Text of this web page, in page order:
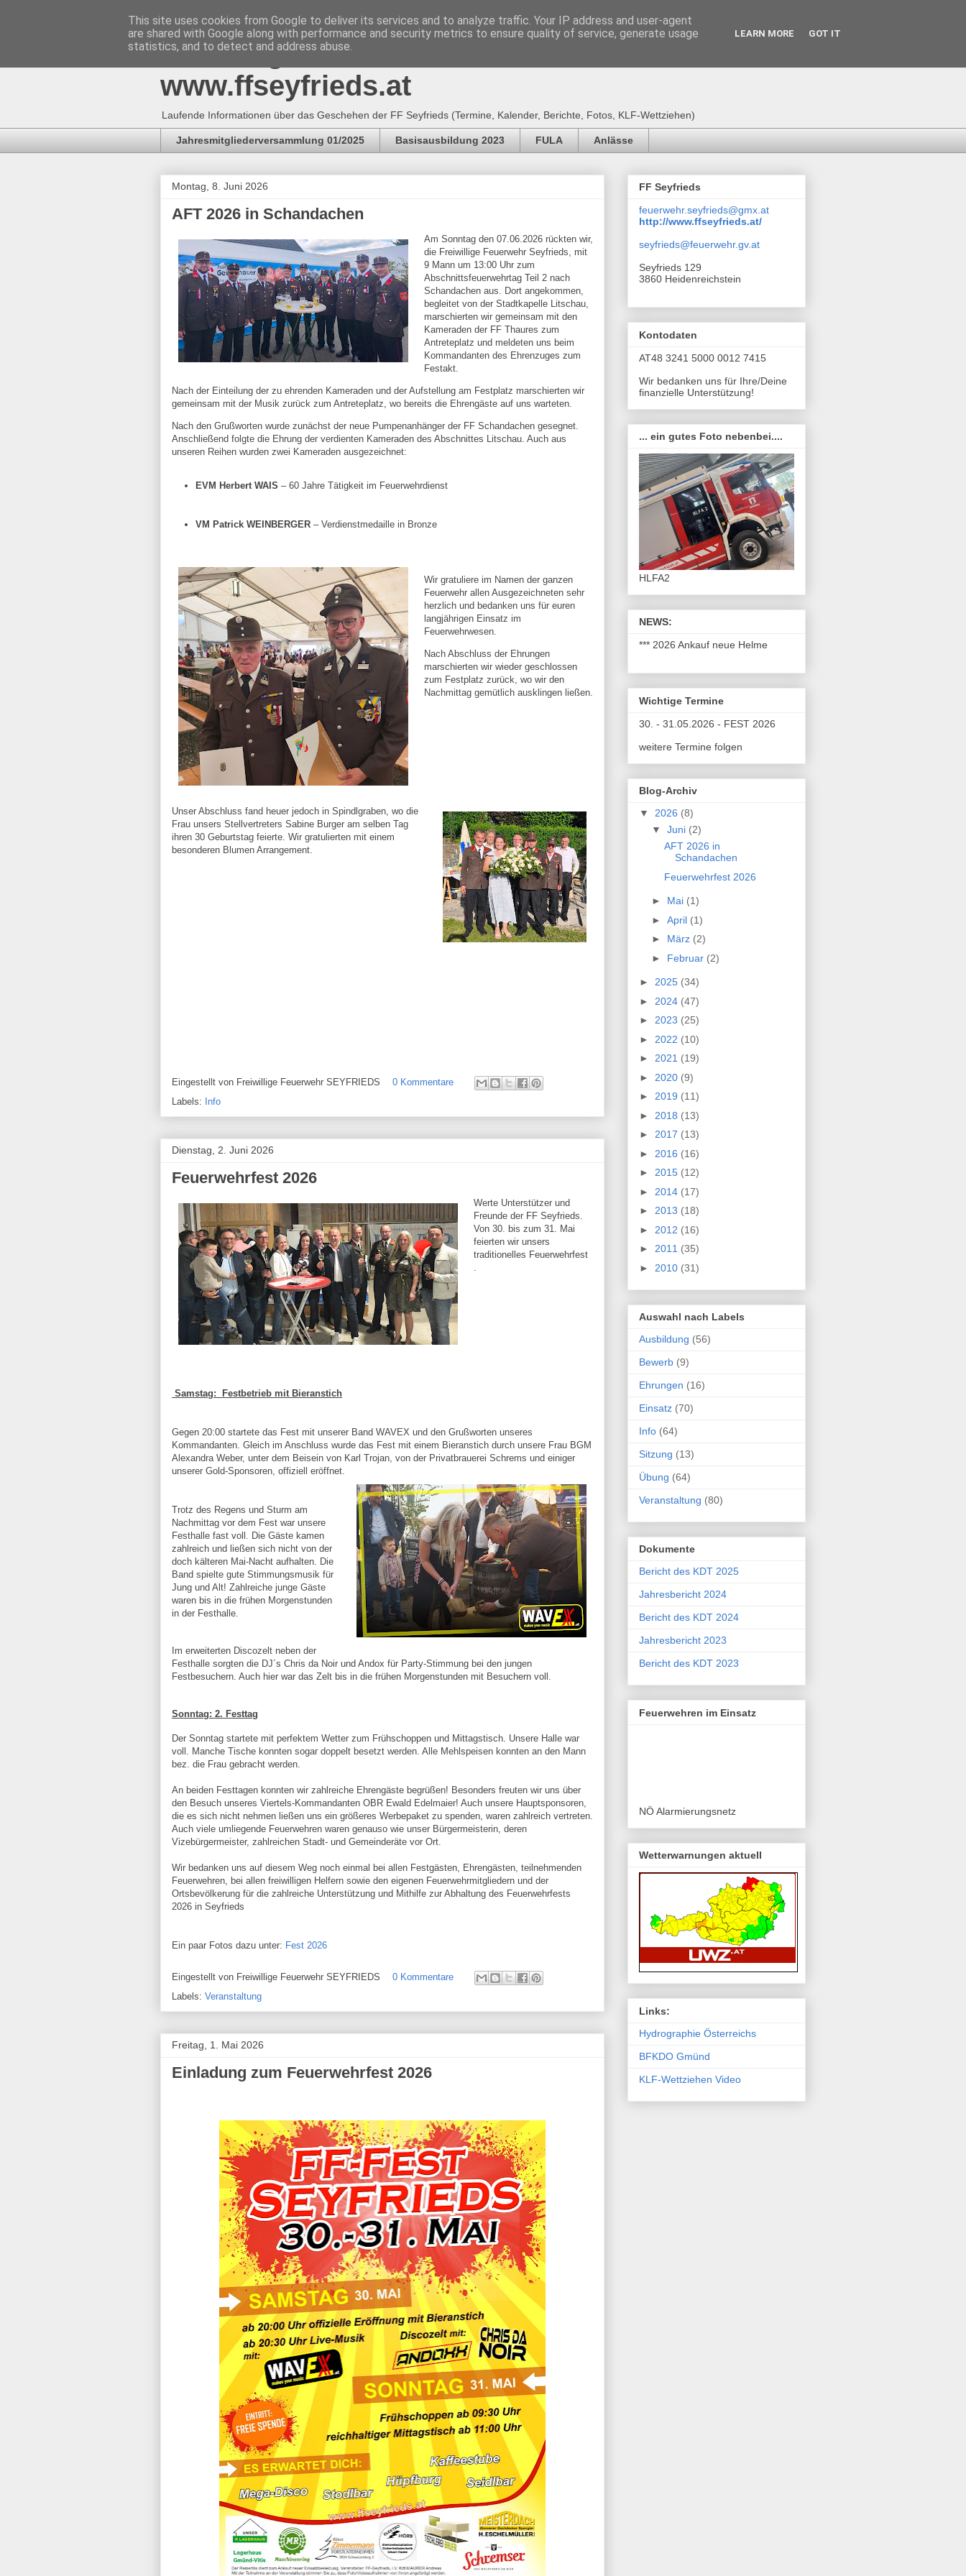
Freiwillige Feuerwehr SEYFRIEDS
www.ffseyfrieds.at
Laufende Informationen über das Geschehen der FF Seyfrieds (Termine, Kalender, Berichte, Fotos, KLF-Wettziehen)
Jahresmitgliederversammlung 01/2025 Basisausbildung 2023 FULA Anlässe
Montag, 8. Juni 2026
AFT 2026 in Schandachen
Am Sonntag den 07.06.2026 rückten wir,
die Freiwillige Feuerwehr Seyfrieds, mit
9 Mann um 13:00 Uhr zum
Abschnittsfeuerwehrtag Teil 2 nach
Schandachen aus. Dort angekommen,
begleitet von der Stadtkapelle Litschau,
marschierten wir gemeinsam mit den
Kameraden der FF Thaures zum
Antreteplatz und meldeten uns beim
Kommandanten des Ehrenzuges zum
Festakt.
Nach der Einteilung der zu ehrenden Kameraden und der Aufstellung am Festplatz marschierten wir
gemeinsam mit der Musik zurück zum Antreteplatz, wo bereits die Ehrengäste auf uns warteten.
Nach den Grußworten wurde zunächst der neue Pumpenanhänger der FF Schandachen gesegnet.
Anschließend folgte die Ehrung der verdienten Kameraden des Abschnittes Litschau. Auch aus
unseren Reihen wurden zwei Kameraden ausgezeichnet:
EVM Herbert WAIS – 60 Jahre Tätigkeit im Feuerwehrdienst
VM Patrick WEINBERGER – Verdienstmedaille in Bronze
Wir gratuliere im Namen der ganzen
Feuerwehr allen Ausgezeichneten sehr
herzlich und bedanken uns für euren
langjährigen Einsatz im
Feuerwehrwesen.
Nach Abschluss der Ehrungen
marschierten wir wieder geschlossen
zum Festplatz zurück, wo wir den
Nachmittag gemütlich ausklingen ließen.
Unser Abschluss fand heuer jedoch in Spindlgraben, wo die
Frau unsers Stellvertreters Sabine Burger am selben Tag
ihren 30 Geburtstag feierte. Wir gratulierten mit einem
besonderen Blumen Arrangement.
Eingestellt von Freiwillige Feuerwehr SEYFRIEDS
0 Kommentare
Labels: Info
Dienstag, 2. Juni 2026
Feuerwehrfest 2026
Werte Unterstützer und
Freunde der FF Seyfrieds.
Von 30. bis zum 31. Mai
feierten wir unsers
traditionelles Feuerwehrfest
Samstag: Festbetrieb mit Bieranstich
Gegen 20:00 startete das Fest mit unserer Band WAVEX und den Grußworten unseres
Kommandanten. Gleich im Anschluss wurde das Fest mit einem Bieranstich durch unsere Frau BGM
Alexandra Weber, unter dem Beisein von Karl Trojan, von der Privatbrauerei Schrems und einiger
unserer Gold-Sponsoren, offiziell eröffnet.
Trotz des Regens und Sturm am
Nachmittag vor dem Fest war unsere
Festhalle fast voll. Die Gäste kamen
zahlreich und ließen sich nicht von der
doch kälteren Mai-Nacht aufhalten. Die
Band spielte gute Stimmungsmusik für
Jung und Alt! Zahlreiche junge Gäste
waren bis in die frühen Morgenstunden
in der Festhalle.
Im erweiterten Discozelt neben der
Festhalle sorgten die DJ´s Chris da Noir und Andox für Party-Stimmung bei den jungen
Festbesuchern. Auch hier war das Zelt bis in die frühen Morgenstunden mit Besuchern voll.
Sonntag: 2. Festtag
Der Sonntag startete mit perfektem Wetter zum Frühschoppen und Mittagstisch. Unsere Halle war
voll. Manche Tische konnten sogar doppelt besetzt werden. Alle Mehlspeisen konnten an den Mann
bez. die Frau gebracht werden.
An beiden Festtagen konnten wir zahlreiche Ehrengäste begrüßen! Besonders freuten wir uns über
den Besuch unseres Viertels-Kommandanten OBR Ewald Edelmaier! Auch unsere Hauptsponsoren,
die es sich nicht nehmen ließen uns ein größeres Werbepaket zu spenden, waren zahlreich vertreten.
Auch viele umliegende Feuerwehren waren genauso wie unser Bürgermeisterin, deren
Vizebürgermeister, zahlreichen Stadt- und Gemeinderäte vor Ort.
Wir bedanken uns auf diesem Weg noch einmal bei allen Festgästen, Ehrengästen, teilnehmenden
Feuerwehren, bei allen freiwilligen Helfern sowie den eigenen Feuerwehrmitgliedern und der
Ortsbevölkerung für die zahlreiche Unterstützung und Mithilfe zur Abhaltung des Feuerwehrfests
2026 in Seyfrieds
Ein paar Fotos dazu unter: Fest 2026
Eingestellt von Freiwillige Feuerwehr SEYFRIEDS
0 Kommentare
Labels: Veranstaltung
Freitag, 1. Mai 2026
Einladung zum Feuerwehrfest 2026
FF Seyfrieds
feuerwehr.seyfrieds@gmx.at
http://www.ffseyfrieds.at/
seyfrieds@feuerwehr.gv.at
Seyfrieds 129
3860 Heidenreichstein
Kontodaten
AT48 3241 5000 0012 7415
Wir bedanken uns für Ihre/Deine
finanzielle Unterstützung!
... ein gutes Foto nebenbei....
HLFA2
NEWS:
*** 2026 Ankauf neue Helme
Wichtige Termine
30. - 31.05.2026 - FEST 2026
weitere Termine folgen
Blog-Archiv
▼ 2026 (8)
▼ Juni (2)
AFT 2026 in
Schandachen
Feuerwehrfest 2026
► Mai (1)
► April (1)
► März (2)
► Februar (2)
► 2025 (34)
► 2024 (47)
► 2023 (25)
► 2022 (10)
► 2021 (19)
► 2020 (9)
► 2019 (11)
► 2018 (13)
► 2017 (13)
► 2016 (16)
► 2015 (12)
► 2014 (17)
► 2013 (18)
► 2012 (16)
► 2011 (35)
► 2010 (31)
Auswahl nach Labels
Ausbildung (56)
Bewerb (9)
Ehrungen (16)
Einsatz (70)
Info (64)
Sitzung (13)
Übung (64)
Veranstaltung (80)
Dokumente
Bericht des KDT 2025
Jahresbericht 2024
Bericht des KDT 2024
Jahresbericht 2023
Bericht des KDT 2023
Feuerwehren im Einsatz
NÖ Alarmierungsnetz
Wetterwarnungen aktuell
Links:
Hydro­graphie Österreichs
BFKDO Gmünd
KLF-Wettziehen Video
This site uses cookies from Google to deliver its services and to analyze traffic. Your IP address and user-agent
are shared with Google along with performance and security metrics to ensure quality of service, generate usage
statistics, and to detect and address abuse.
LEARN MORE GOT IT